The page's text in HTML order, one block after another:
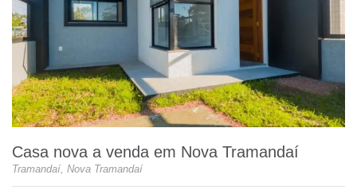
Casa nova a venda em Nova Tramandaí
Tramandaí, Nova Tramandaí